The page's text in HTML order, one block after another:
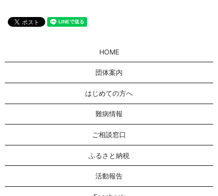
HOME
団体案内
はじめての方へ
難病情報
ご相談窓口
ふるさと納税
活動報告